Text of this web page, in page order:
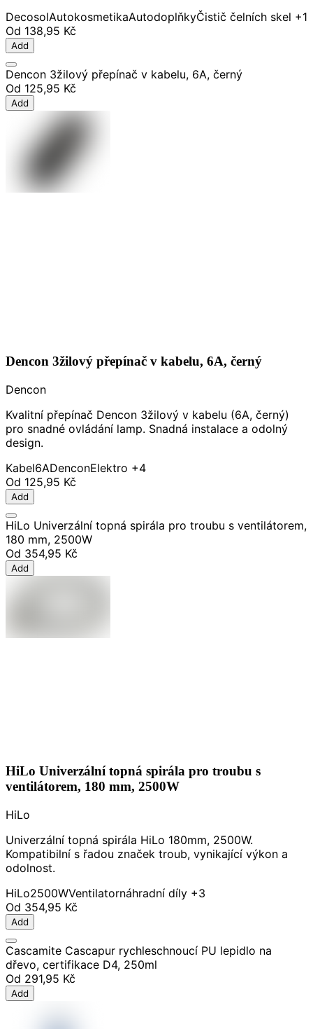
DecosolAutokosmetikaAutodoplňkyČistič čelních skel +1
Od 138,95 Kč
Add
Dencon 3žilový přepínač v kabelu, 6A, černý
Od 125,95 Kč
Add
Dencon 3žilový přepínač v kabelu, 6A, černý
Dencon
Kvalitní přepínač Dencon 3žilový v kabelu (6A, černý)
pro snadné ovládání lamp. Snadná instalace a odolný
design.
Kabel6ADenconElektro +4
Od 125,95 Kč
Add
HiLo Univerzální topná spirála pro troubu s ventilátorem,
180 mm, 2500W
Od 354,95 Kč
Add
HiLo Univerzální topná spirála pro troubu s
ventilátorem, 180 mm, 2500W
HiLo
Univerzální topná spirála HiLo 180mm, 2500W.
Kompatibilní s řadou značek troub, vynikající výkon a
odolnost.
HiLo2500WVentilatornáhradní díly +3
Od 354,95 Kč
Add
Cascamite Cascapur rychleschnoucí PU lepidlo na
dřevo, certifikace D4, 250ml
Od 291,95 Kč
Add